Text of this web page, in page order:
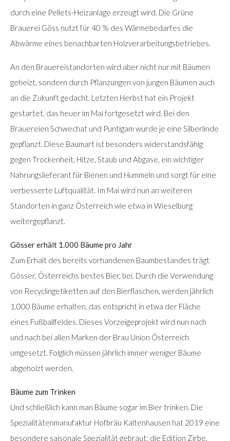
durch eine Pellets-Heizanlage erzeugt wird. Die Grüne
Brauerei Göss nutzt für 40 % des Wärmebedarfes die
Abwärme eines benachbarten Holzverarbeitungsbetriebes.
An den Brauereistandorten wird aber nicht nur mit Bäumen
geheizt, sondern durch Pflanzungen von jungen Bäumen auch
an die Zukunft gedacht. Letzten Herbst hat ein Projekt
gestartet, das heuer im Mai fortgesetzt wird. Bei den
Brauereien Schwechat und Puntigam wurde je eine Silberlinde
gepflanzt. Diese Baumart ist besonders widerstandsfähig
gegen Trockenheit, Hitze, Staub und Abgase, ein wichtiger
Nahrungslieferant für Bienen und Hummeln und sorgt für eine
verbesserte Luftqualität. Im Mai wird nun an weiteren
Standorten in ganz Österreich wie etwa in Wieselburg
weitergepflanzt.
Gösser erhält 1.000 Bäume pro Jahr
Zum Erhalt des bereits vorhandenen Baumbestandes trägt
Gösser, Österreichs bestes Bier, bei. Durch die Verwendung
von Recyclingetiketten auf den Bierflaschen, werden jährlich
1.000 Bäume erhalten, das entspricht in etwa der Fläche
eines Fußballfeldes. Dieses Vorzeigeprojekt wird nun nach
und nach bei allen Marken der Brau Union Österreich
umgesetzt. Folglich müssen jährlich immer weniger Bäume
abgeholzt werden.
Bäume zum Trinken
Und schließlich kann man Bäume sogar im Bier trinken. Die
Spezialitätenmanufaktur Hofbräu Kaltenhausen hat 2019 eine
besondere saisonale Spezialität gebraut: die Edition Zirbe.